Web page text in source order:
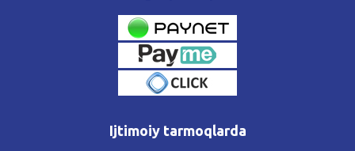
Ijtimoiy tarmoqlarda